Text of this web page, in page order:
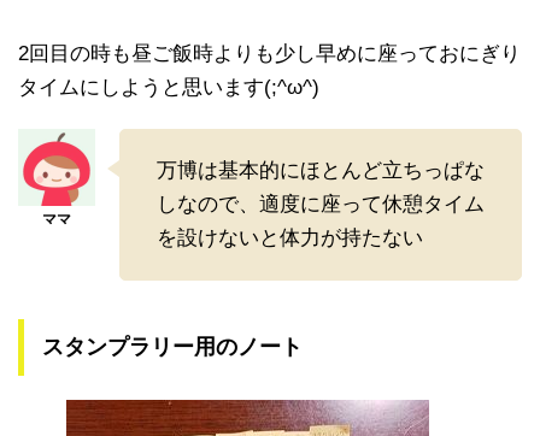
2回目の時も昼ご飯時よりも少し早めに座っておにぎり
タイムにしようと思います(;^ω^)
万博は基本的にほとんど立ちっぱな
しなので、適度に座って休憩タイム
を設けないと体力が持たない
スタンプラリー用のノート